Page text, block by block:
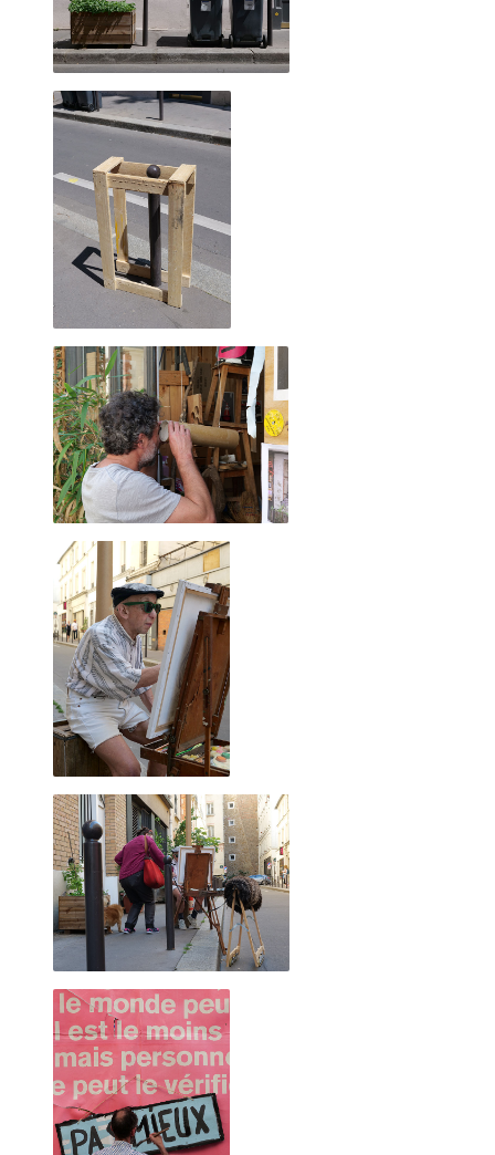
2023 novembre
2023 octobre
2023 septembre
2023 août
2023 juin
2023 mai
2023 avril
2023 mars
2023 février
2023 janvier
2022 décembre
2022 novembre
2022 octobre
2022 août
2022 septembre
2022 juillet
2022 juin
2022 mai
2022 avril
2022 mars
2022 février
2022 janvier
2021 décembre
2021 novembre
1er décembre 2010, place Vendôme